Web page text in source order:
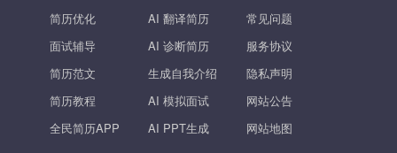
简历优化
面试辅导
简历范文
简历教程
全民简历APP
AI 翻译简历
AI 诊断简历
生成自我介绍
AI 模拟面试
AI PPT生成
常见问题
服务协议
隐私声明
网站公告
网站地图